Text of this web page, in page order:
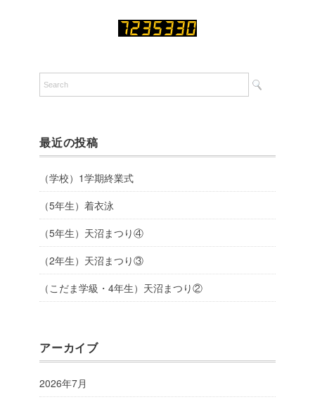
最近の投稿
（学校）1学期終業式
（5年生）着衣泳
（5年生）天沼まつり④
（2年生）天沼まつり③
（こだま学級・4年生）天沼まつり②
アーカイブ
2026年7月